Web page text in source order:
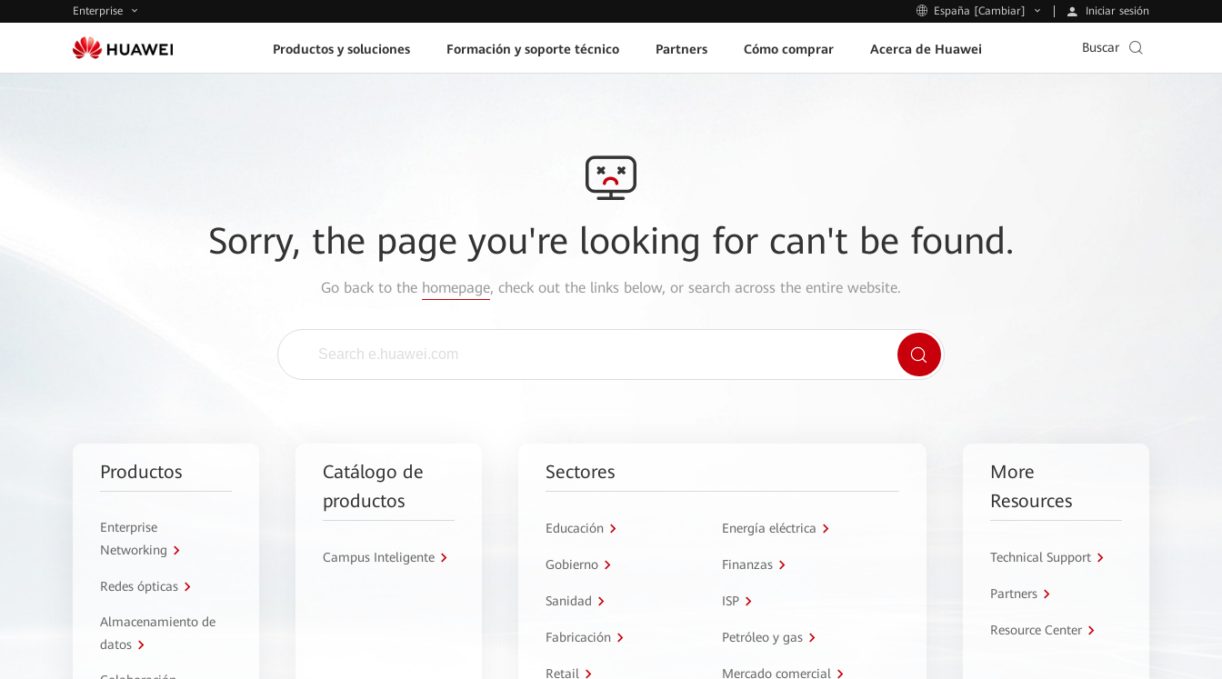
Enterprise España [Cambiar] Iniciar sesión
Productos y soluciones Formación y soporte técnico Partners Cómo comprar Acerca de Huawei Buscar
Sorry, the page you're looking for can't be found.
Go back to the homepage, check out the links below, or search across the entire website.
Productos
Enterprise
Networking
Redes ópticas
Almacenamiento de
datos
Catálogo de
productos
Campus Inteligente
Sectores
Educación Energía eléctrica
Gobierno Finanzas
Sanidad ISP
Fabricación Petróleo y gas
Retail Mercado comercial
More
Resources
Technical Support
Partners
Resource Center